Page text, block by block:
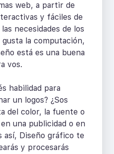
web, a partir de
y fáciles de
necesidades de los
la computación,
está es una buena
vos.
habilidad para
un logos? ¿Sos
del color, la fuente o
una publicidad o en
así, Diseño gráfico te
y procesarás